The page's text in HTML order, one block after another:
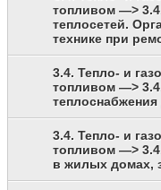
топливом —>
теплосетей.
технике при
3.4. Тепло- и
топливом —>
3.4. Тепло- и
топливом —>
в жилых домах,